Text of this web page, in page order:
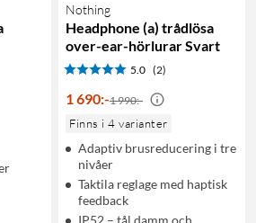
Nothing
Headphone (a) trådlösa
over-ear-hörlurar Svart
5.0 (2)
1 690:-1 990:-
Finns i 4 varianter
Adaptiv brusreducering i tre
nivåer
Taktila reglage med haptisk
feedback
IP52 – tål damm och